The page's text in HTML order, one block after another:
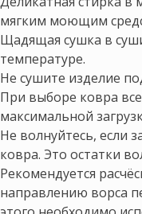
мягким моющим
Щадящая сушка в
температуре.
Не сушите изделие
При выборе ковра
максимальной
Не волнуйтесь, если
ковра. Это остатки
Рекомендуется
направлению ворса